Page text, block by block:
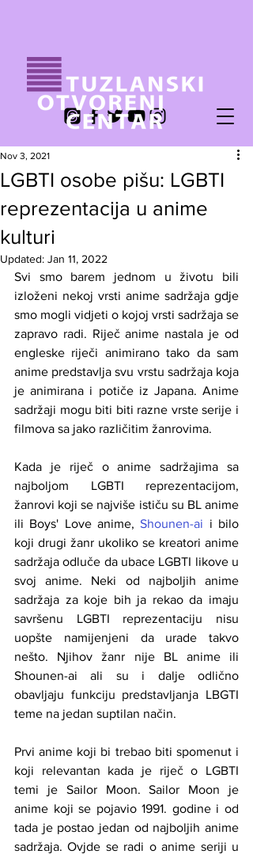
LGBTI osobe pišu: LGBTI
reprezentacija u anime
kulturi
Nov 3, 2021
Updated: Jan 11, 2022
Svi smo barem jednom u životu bili
izloženi nekoj vrsti anime sadržaja gdje
smo mogli vidjeti o kojoj vrsti sadržaja se
zapravo radi. Riječ anime nastala je od
engleske riječi animirano tako da sam
anime predstavlja svu vrstu sadržaja koja
je animirana i potiče iz Japana. Anime
sadržaji mogu biti biti razne vrste serije i
filmova sa jako različitim žanrovima.
Kada je riječ o anime sadržajima sa
najboljom LGBTI reprezentacijom,
žanrovi koji se najviše ističu su BL anime
ili Boys' Love anime, Shounen-ai i bilo
koji drugi žanr ukoliko se kreatori anime
sadržaja odluče da ubace LGBTI likove u
svoj anime. Neki od najboljih anime
sadržaja za koje bih ja rekao da imaju
savršenu LGBTI reprezentaciju nisu
uopšte namijenjeni da urade takvo
nešto. Njihov žanr nije BL anime ili
Shounen-ai ali su i dalje odlično
obavljaju funkciju predstavljanja LBGTI
teme na jedan suptilan način.
Prvi anime koji bi trebao biti spomenut i
koji relevantan kada je riječ o LGBTI
temi je Sailor Moon. Sailor Moon je
anime koji se pojavio 1991. godine i od
tada je postao jedan od najboljih anime
sadržaja. Ovjde se radi o anime seriji u